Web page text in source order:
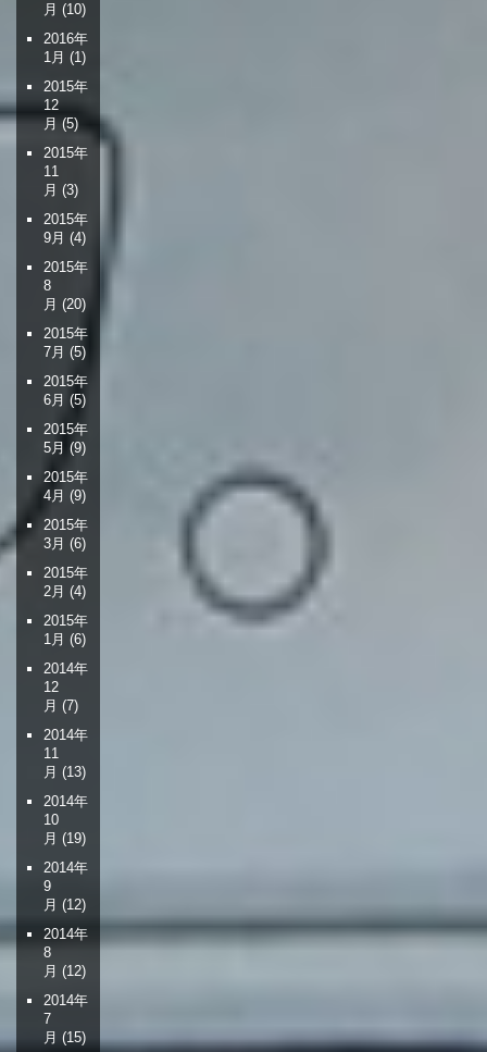
月 (10)
2016年
1月 (1)
2015年
12
月 (5)
2015年
11
月 (3)
2015年
9月 (4)
2015年
8
月 (20)
2015年
7月 (5)
2015年
6月 (5)
2015年
5月 (9)
2015年
4月 (9)
2015年
3月 (6)
2015年
2月 (4)
2015年
1月 (6)
2014年
12
月 (7)
2014年
11
月 (13)
2014年
10
月 (19)
2014年
9
月 (12)
2014年
8
月 (12)
2014年
7
月 (15)